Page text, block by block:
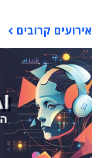
אירועים קרובים